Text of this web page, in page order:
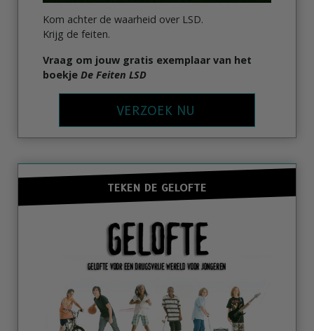
Kom achter de waarheid over LSD.
Krijg de feiten.
Vraag om jouw gratis exemplaar van het
boekje De Feiten LSD
VERZOEK NU
TEKEN DE GELOFTE